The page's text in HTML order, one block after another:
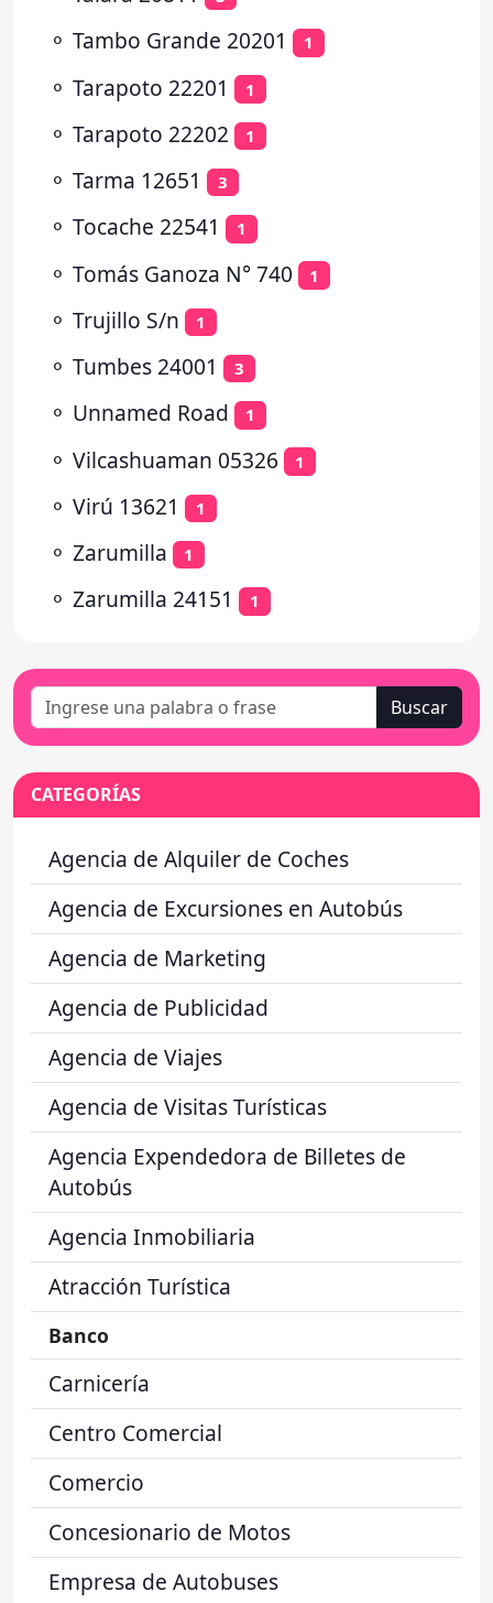
⚬ Tambo Grande 20201 1
⚬ Tarapoto 22201 1
⚬ Tarapoto 22202 1
⚬ Tarma 12651 3
⚬ Tocache 22541 1
⚬ Tomás Ganoza N° 740 1
⚬ Trujillo S/n 1
⚬ Tumbes 24001 3
⚬ Unnamed Road 1
⚬ Vilcashuaman 05326 1
⚬ Virú 13621 1
⚬ Zarumilla 1
⚬ Zarumilla 24151 1
Buscar
CATEGORÍAS
Agencia de Alquiler de Coches
Agencia de Excursiones en Autobús
Agencia de Marketing
Agencia de Publicidad
Agencia de Viajes
Agencia de Visitas Turísticas
Agencia Expendedora de Billetes de
Autobús
Agencia Inmobiliaria
Atracción Turística
Banco
Carnicería
Centro Comercial
Comercio
Concesionario de Motos
Empresa de Autobuses